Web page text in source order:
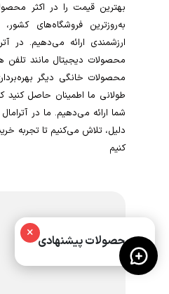
× محصولات پیشنهادی
بهترین قیمت را در اکثر
به‌روزترین فروشگاه‌های
ارزشمندی ارائه می‌دهیم. در
محصولات دیجیتال مانند تلفن
محصولات خانگی دیگر
طولانی ما اطمینان حاصل کنید
شما ارائه می‌دهیم. ما در
دلیل، تلاش می‌کنیم تا تجربه
کنیم